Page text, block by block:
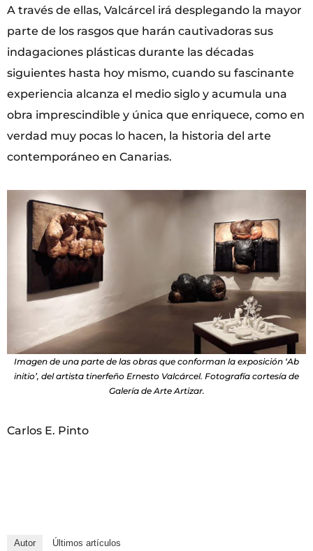
A través de ellas, Valcárcel irá desplegando la mayor
parte de los rasgos que harán cautivadoras sus
indagaciones plásticas durante las décadas
siguientes hasta hoy mismo, cuando su fascinante
experiencia alcanza el medio siglo y acumula una
obra imprescindible y única que enriquece, como en
verdad muy pocas lo hacen, la historia del arte
contemporáneo en Canarias.
Imagen de una parte de las obras que conforman la exposición ‘Ab
initio’, del artista tinerfeño Ernesto Valcárcel. Fotografía cortesía de
Galería de Arte Artizar.
Carlos E. Pinto
Autor Últimos artículos